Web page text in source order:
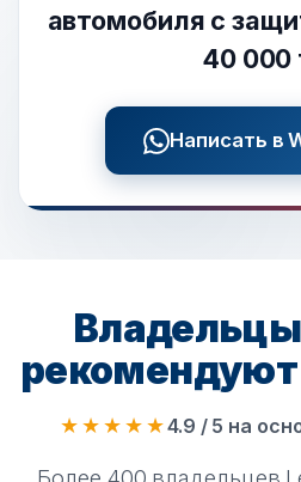
автомобиля с
40 000
Написать в
Владельцы
рекомендуют
★★★★★4.9 / 5 на